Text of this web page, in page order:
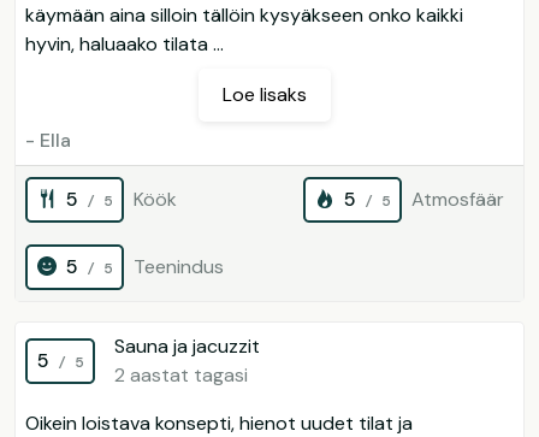
käymään aina silloin tällöin kysyäkseen onko kaikki
hyvin, haluaako tilata ...
Loe lisaks
- Ella
5 / 5 Köök 5 / 5 Atmosfäär
5 / 5 Teenindus
5 / 5
Sauna ja jacuzzit
2 aastat tagasi
Oikein loistava konsepti, hienot uudet tilat ja